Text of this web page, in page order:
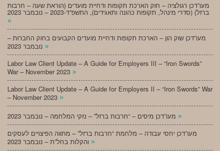
מעו”דכן רגולציה – חוק הארכת תקופות ודחיית מועדים (הוראת שעה – חרבות
ברזל) (סדרי מינהל, תקופות כהונה ותאגידים), התשפ”ד-2023 – נובמבר 2023
»
מעו”דכן שוק הון – הארכת תקופות ודחיית מועדים הקבועים בחוק החברות –
»
Labor Law Client Update – A Guide for Employers III – “Iron Swords”
War – November 2023 »
Labor Law Client Update – A Guide for Employers II – “Iron Swords” War
– November 2023 »
»
מעו”דכן יחסי עבודה – מלחמת “חרבות ברזל” – מתווה הפיצויים לעסקים
»